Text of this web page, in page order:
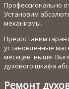
Профессионально
Установим
механизмы.
Предоставим
установленные
месяцев выше.
духового шкафа
Ремонт